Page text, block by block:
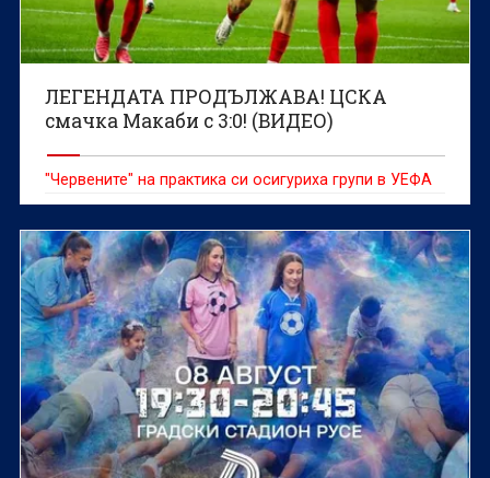
ЛЕГЕНДАТА ПРОДЪЛЖАВА! ЦСКА
смачка Макаби с 3:0! (ВИДЕО)
"Червените" на практика си осигуриха групи в УЕФА